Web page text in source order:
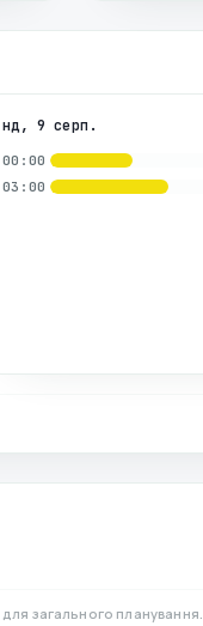
нд, 9 серп.
00:00
03:00
загального планування.